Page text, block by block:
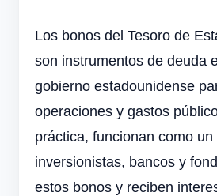
Los bonos del Tesoro de
son instrumentos de deuda
gobierno estadounidense
operaciones y gastos
práctica, funcionan como un
inversionistas, bancos y
estos bonos y reciben